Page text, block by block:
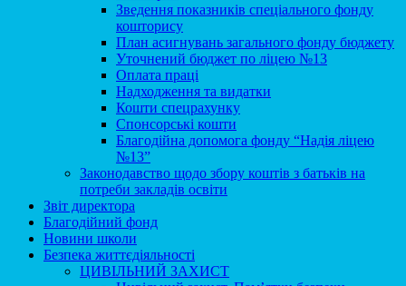
Зведення показників спеціального фонду
кошторису
План асигнувань загального фонду бюджету
Уточнений бюджет по ліцею №13
Оплата праці
Надходження та видатки
Кошти спецрахунку
Спонсорські кошти
Благодійна допомога фонду “Надія ліцею
№13”
Законодавство щодо збору коштів з батьків на
потреби закладів освіти
Звіт директора
Благодійний фонд
Новини школи
Безпека життєдіяльності
ЦИВІЛЬНИЙ ЗАХИСТ